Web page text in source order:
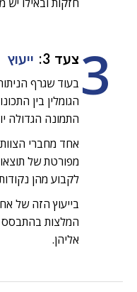
3 צעד 3: ייעוץ
בעוד שגרף
הגומלין בין
התמונה הגדולה
אחד מחברי
מפורטת של
לקבוע מהן
בייעוץ הזה של
המלצות בהתבסס
אליהן.